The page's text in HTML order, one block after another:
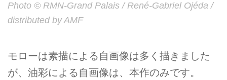
Photo © RMN-Grand Palais / René-Gabriel Ojéda /
distributed by AMF
モローは素描による自画像は多く描きました
が、油彩による自画像は、本作のみです。